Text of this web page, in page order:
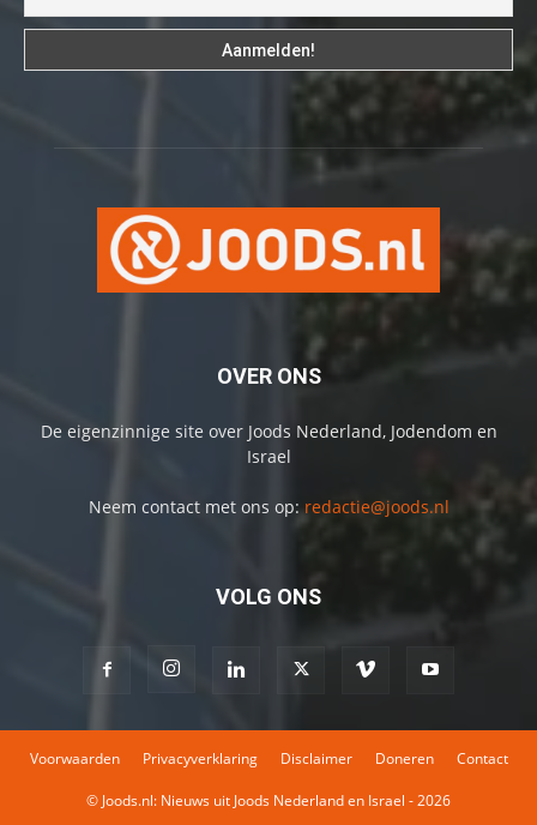
OVER ONS
De eigenzinnige site over Joods Nederland, Jodendom en
Israel
Neem contact met ons op: redactie@joods.nl
VOLG ONS
Voorwaarden Privacyverklaring Disclaimer Doneren Contact
© Joods.nl: Nieuws uit Joods Nederland en Israel - 2026